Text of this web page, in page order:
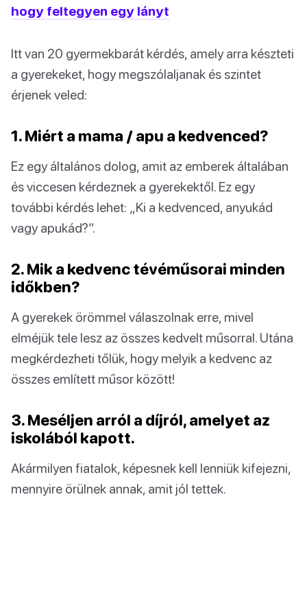
hogy feltegyen egy lányt
Itt van 20 gyermekbarát kérdés, amely arra készteti
a gyerekeket, hogy megszólaljanak és szintet
érjenek veled:
1. Miért a mama / apu a kedvenced?
Ez egy általános dolog, amit az emberek általában
és viccesen kérdeznek a gyerekektől. Ez egy
további kérdés lehet: „Ki a kedvenced, anyukád
vagy apukád?”.
2. Mik a kedvenc tévéműsorai minden
időkben?
A gyerekek örömmel válaszolnak erre, mivel
elméjük tele lesz az összes kedvelt műsorral. Utána
megkérdezheti tőlük, hogy melyik a kedvenc az
összes említett műsor között!
3. Meséljen arról a díjról, amelyet az
iskolából kapott.
Akármilyen fiatalok, képesnek kell lenniük kifejezni,
mennyire örülnek annak, amit jól tettek.